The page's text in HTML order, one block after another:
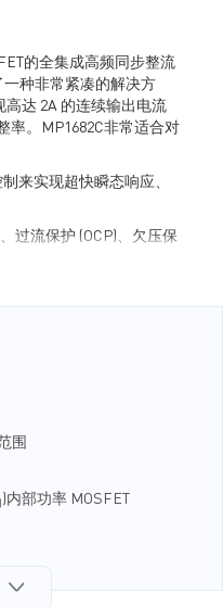
的全集成高频同步整流
种非常紧凑的解决方
高达 2A 的连续输出电流
率。MP1682C非常适合对
来实现超快瞬态响应、
过流保护 (OCP)、欠压保
围
)内部功率 MOSFET